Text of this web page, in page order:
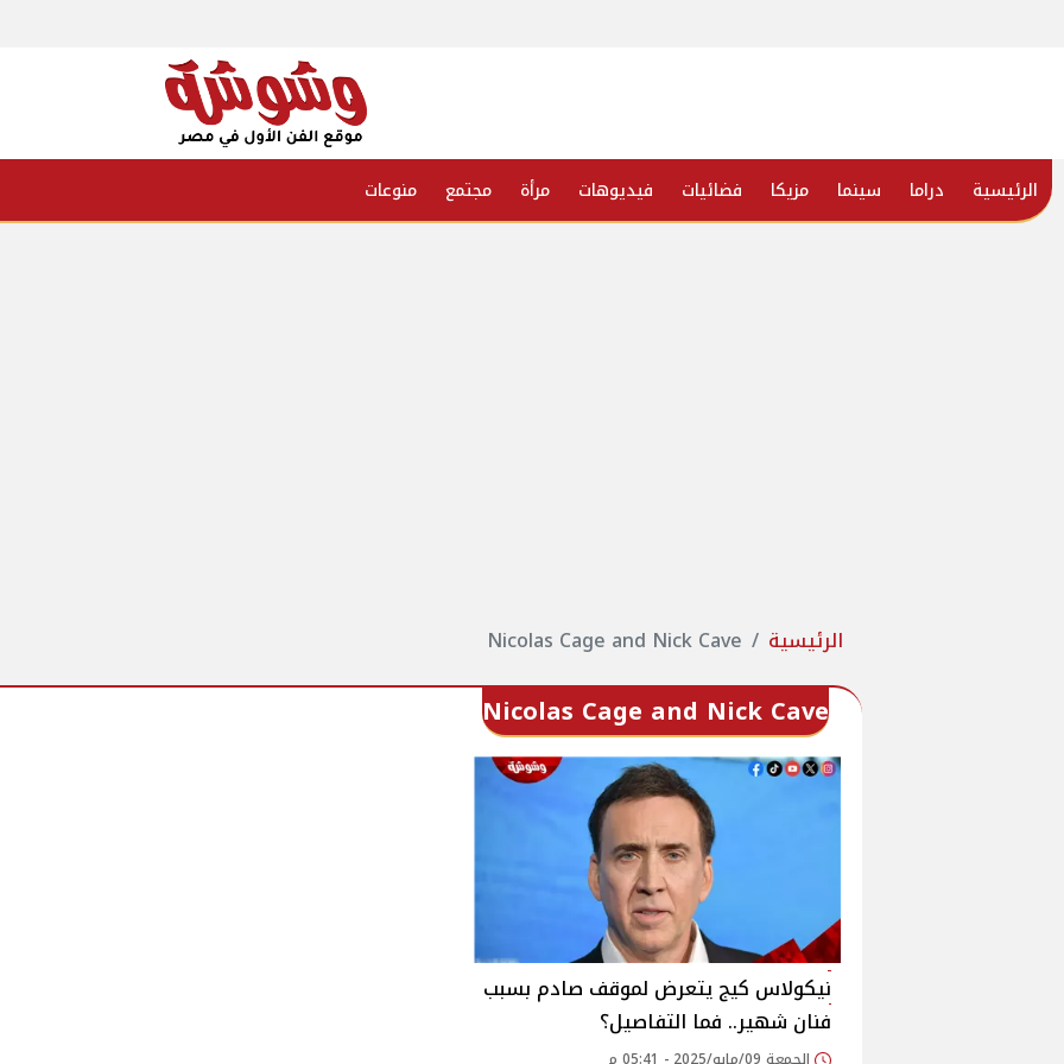
الرئيسية دراما سينما مزيكا فضائيات فيديوهات مرأة مجتمع منوعات
الرئيسية Nicolas Cage and Nick Cave
Nicolas Cage and Nick Cave
نيكولاس كيج يتعرض لموقف صادم بسبب
فنان شهير.. فما التفاصيل؟